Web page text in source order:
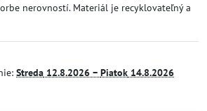
nerovností. Materiál je recyklovateľný a
Streda 12.8.2026 − Piatok 14.8.2026